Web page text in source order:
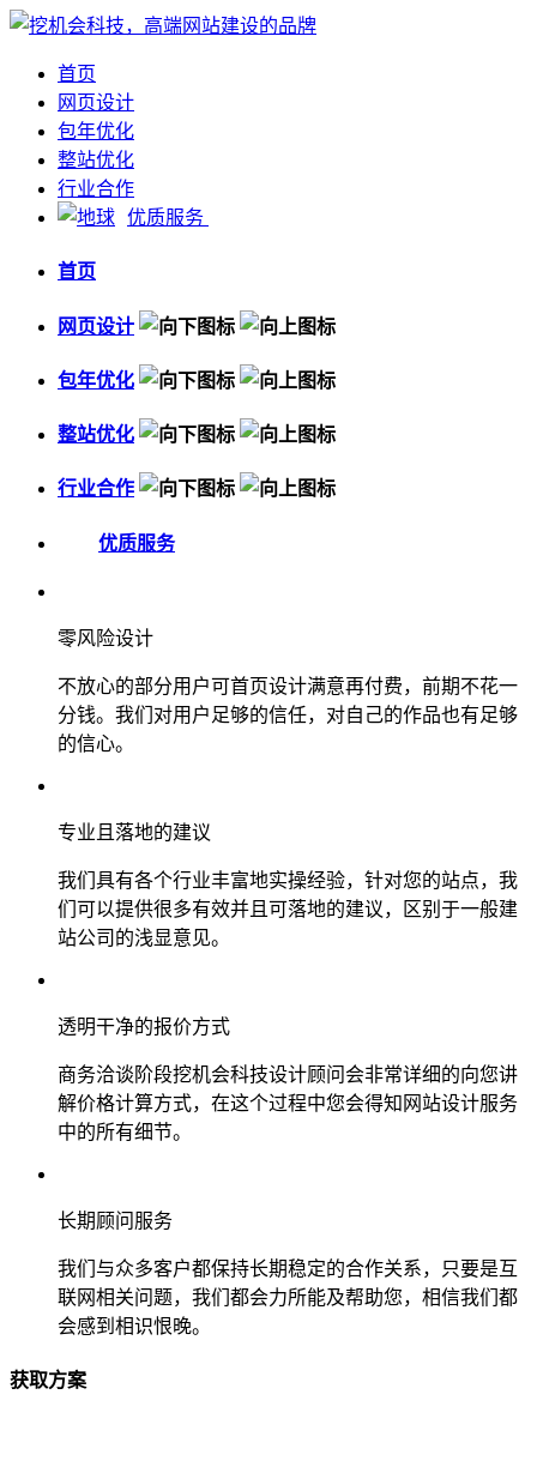
首页
网页设计
包年优化
整站优化
行业合作
优质服务
首页
网页设计
包年优化
整站优化
行业合作
优质服务
零风险设计
不放心的部分用户可首页设计满意再付费，前期不花一
分钱。我们对用户足够的信任，对自己的作品也有足够
的信心。
专业且落地的建议
我们具有各个行业丰富地实操经验，针对您的站点，我
们可以提供很多有效并且可落地的建议，区别于一般建
站公司的浅显意见。
透明干净的报价方式
商务洽谈阶段挖机会科技设计顾问会非常详细的向您讲
解价格计算方式，在这个过程中您会得知网站设计服务
中的所有细节。
长期顾问服务
我们与众多客户都保持长期稳定的合作关系，只要是互
联网相关问题，我们都会力所能及帮助您，相信我们都
会感到相识恨晚。
获取方案